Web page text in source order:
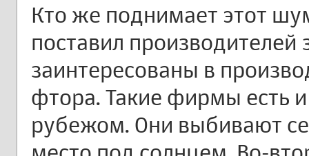
Кто же поднимает этот
поставил производителей
заинтересованы в
фтора. Такие фирмы есть
рубежом. Они выбивают